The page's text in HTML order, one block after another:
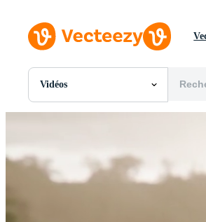
Vidéos
Toutes Images
Modèles